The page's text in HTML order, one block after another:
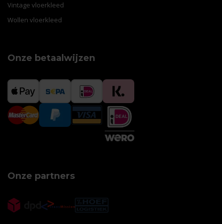
Vintage vloerkleed
Wollen vloerkleed
Onze betaalwijzen
Onze partners